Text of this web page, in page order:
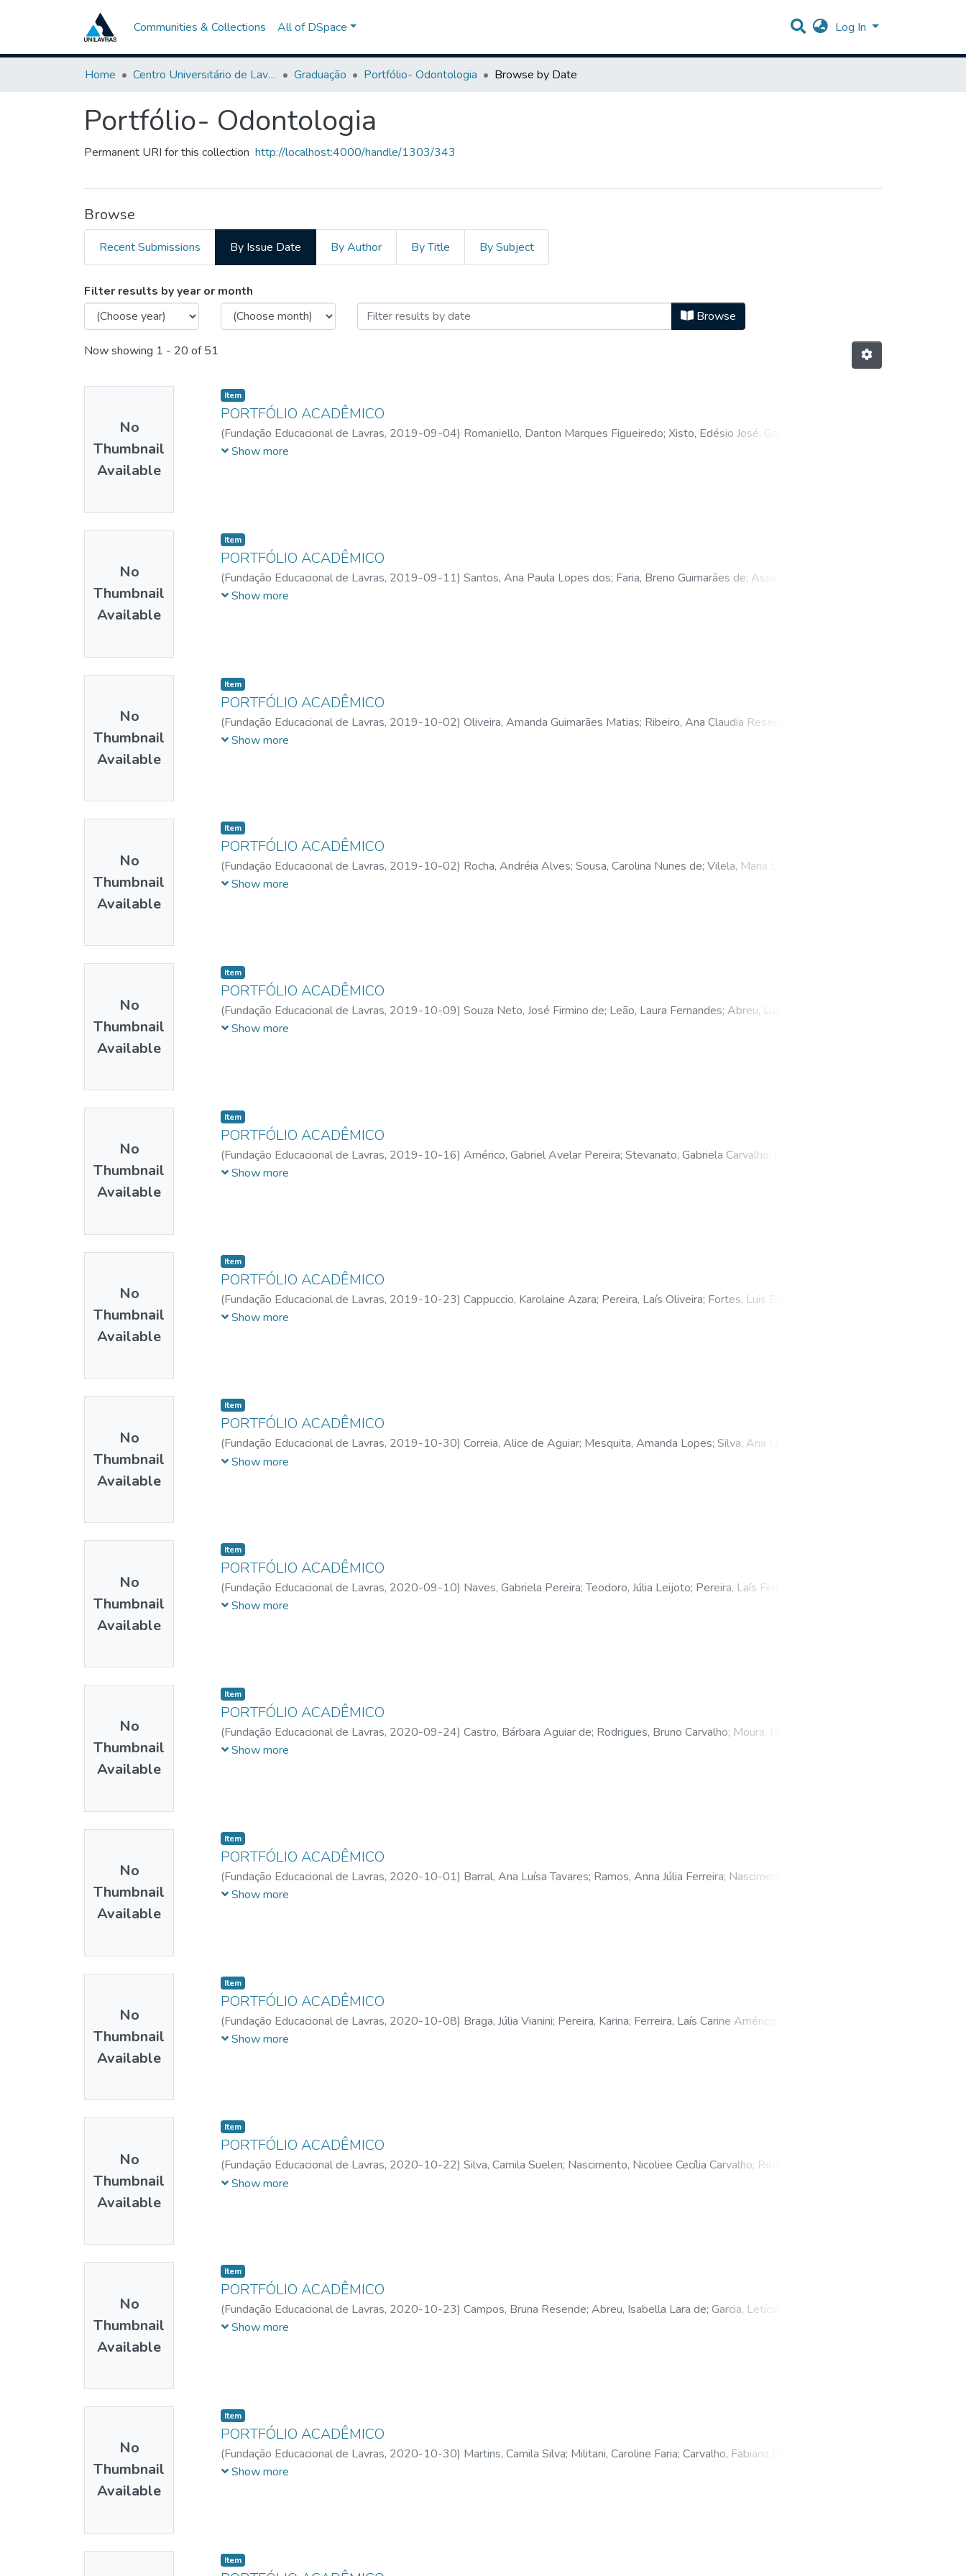
Communities & Collections All of DSpace Log In
Home Centro Universitário de Lavras-UNILAVRAS Graduação Portfólio- Odontologia Browse by Date
Portfólio- Odontologia
Permanent URI for this collection http://localhost:4000/handle/1303/343
Browse
Recent Submissions By Issue Date By Author By Title By Subject
Browsing Portfólio- Odontologia by Issue Date
Filter results by year or month
Browse
Now showing 1 - 20 of 51
No
Thumbnail
Available
Item
PORTFÓLIO ACADÊMICO
(Fundação Educacional de Lavras, 2019-09-04) Romaniello, Danton Marques Figueiredo; Xisto, Edésio José; Gomes,
Eduardo Rodrigues
Show more
No
Thumbnail
Available
Item
PORTFÓLIO ACADÊMICO
(Fundação Educacional de Lavras, 2019-09-11) Santos, Ana Paula Lopes dos; Faria, Breno Guimarães de; Assunção,
Luísa Clementino Silva
Show more
No
Thumbnail
Available
Item
PORTFÓLIO ACADÊMICO
(Fundação Educacional de Lavras, 2019-10-02) Oliveira, Amanda Guimarães Matias; Ribeiro, Ana Claudia Resende
Silva, Mariana David
Show more
No
Thumbnail
Available
Item
PORTFÓLIO ACADÊMICO
(Fundação Educacional de Lavras, 2019-10-02) Rocha, Andréia Alves; Sousa, Carolina Nunes de; Vilela, Maria Luiza
Rodarte, Mayara
Show more
No
Thumbnail
Available
Item
PORTFÓLIO ACADÊMICO
(Fundação Educacional de Lavras, 2019-10-09) Souza Neto, José Firmino de; Leão, Laura Fernandes; Abreu, Luana
Helena Cimino de
Show more
No
Thumbnail
Available
Item
PORTFÓLIO ACADÊMICO
(Fundação Educacional de Lavras, 2019-10-16) Américo, Gabriel Avelar Pereira; Stevanato, Gabriela Carvalho
Karina Mendes Nunes de
Show more
No
Thumbnail
Available
Item
PORTFÓLIO ACADÊMICO
(Fundação Educacional de Lavras, 2019-10-23) Cappuccio, Karolaine Azara; Pereira, Laís Oliveira; Fortes, Luis Eduardo
Andrade;Pereira, Ramillys Oliveira
Show more
No
Thumbnail
Available
Item
PORTFÓLIO ACADÊMICO
(Fundação Educacional de Lavras, 2019-10-30) Correia, Alice de Aguiar; Mesquita, Amanda Lopes; Silva, Ana Luíza
Vasconcelos;
Show more
No
Thumbnail
Available
Item
PORTFÓLIO ACADÊMICO
(Fundação Educacional de Lavras, 2020-09-10) Naves, Gabriela Pereira;Teodoro, Júlia Leijoto; Pereira, Laís Felizalle
Fonseca, Rodrigo Rodrigues
Show more
No
Thumbnail
Available
Item
PORTFÓLIO ACADÊMICO
(Fundação Educacional de Lavras, 2020-09-24) Castro, Bárbara Aguiar de; Rodrigues, Bruno Carvalho; Moura, Maria
Clara;Carvalho, Mirella Máxima de
Show more
No
Thumbnail
Available
Item
PORTFÓLIO ACADÊMICO
(Fundação Educacional de Lavras, 2020-10-01) Barral, Ana Luísa Tavares; Ramos, Anna Júlia Ferreira; Nascimento,
Camila Leite;Moreira, Débora Carolina Ferreira
Show more
No
Thumbnail
Available
Item
PORTFÓLIO ACADÊMICO
(Fundação Educacional de Lavras, 2020-10-08) Braga, Júlia Vianini; Pereira, Karina; Ferreira, Laís Carine Américo
Lorrainy Íris Nunes
Show more
No
Thumbnail
Available
Item
PORTFÓLIO ACADÊMICO
(Fundação Educacional de Lavras, 2020-10-22) Silva, Camila Suelen; Nascimento, Nicoliee Cecília Carvalho; Rodrigues,
Raphaela Garcia
Show more
No
Thumbnail
Available
Item
PORTFÓLIO ACADÊMICO
(Fundação Educacional de Lavras, 2020-10-23) Campos, Bruna Resende; Abreu, Isabella Lara de; Garcia, Letícia
Maciel;Nascimento, Petsire D'Lua
Show more
No
Thumbnail
Available
Item
PORTFÓLIO ACADÊMICO
(Fundação Educacional de Lavras, 2020-10-30) Martins, Camila Silva; Militani, Caroline Faria; Carvalho, Fabiana Silva
Tomaz, Júlia Ferreira
Show more
Item